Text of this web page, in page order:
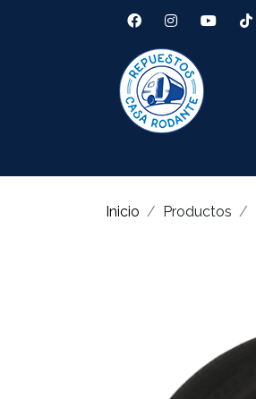
Inicio Productos